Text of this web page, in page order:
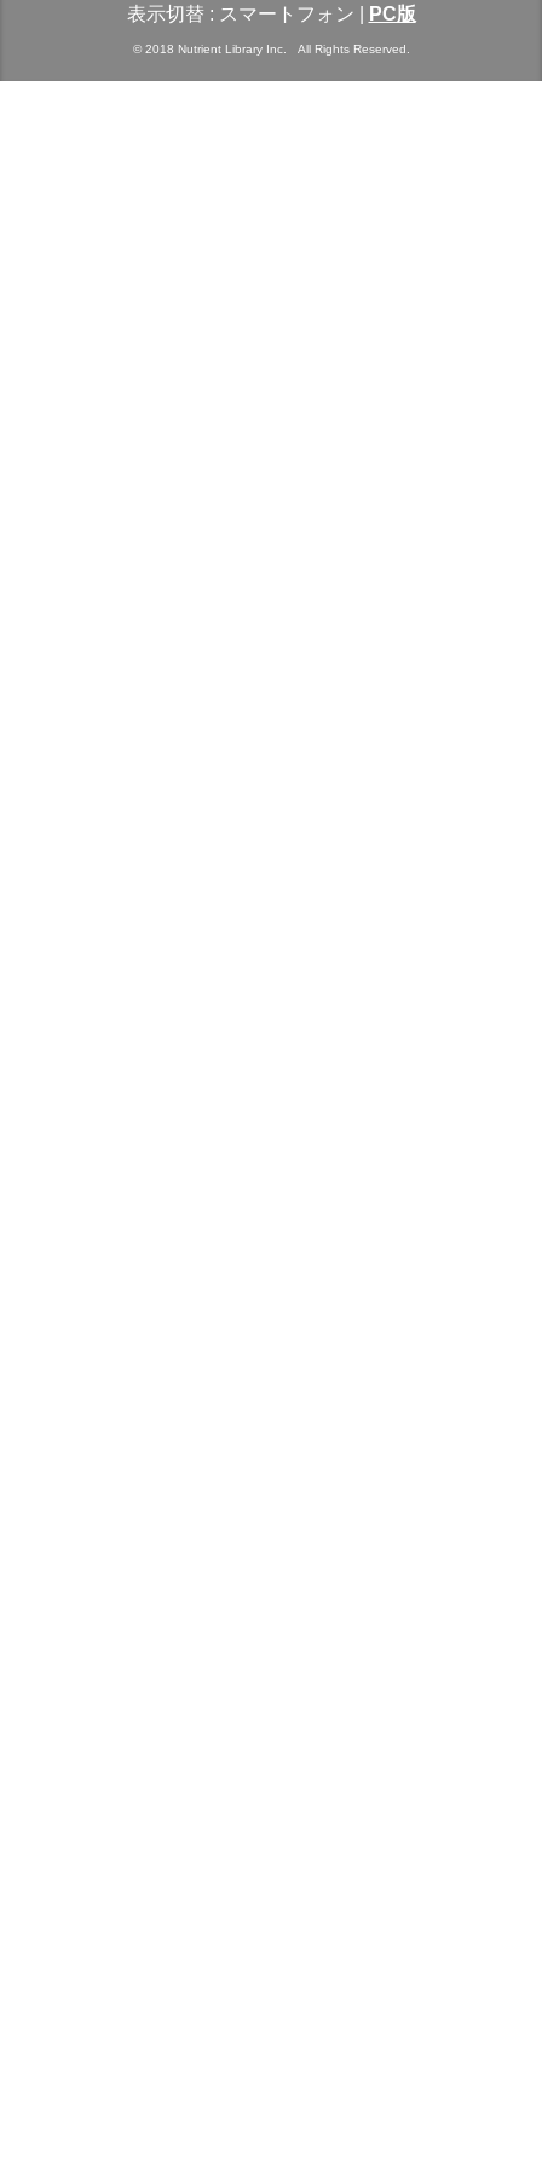
表示切替 : スマートフォン PC版
© 2018 Nutrient Library Inc. All Rights Reserved.